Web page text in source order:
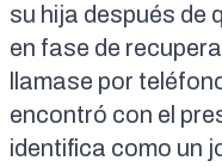
su hija después de
en fase de
llamase por
encontró con el
identifica como un